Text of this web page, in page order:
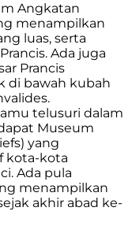
Angkatan
menampilkan
luas, serta
Ada juga
Prancis
di bawah kubah
telusuri dalam
Museum
yang
kota-kota
Ada pula
menampilkan
akhir abad ke-